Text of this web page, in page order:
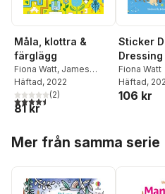
Måla, klottra &
färglägg
Fiona Watt, James
Maclaine
Häftad, 2022
4,5utav 5 stjärnor. Totalt antal röster:
(2)
81 kr
Sticker
Puppies
Fiona Watt
Häftad,
106 kr
Mer från samma serie